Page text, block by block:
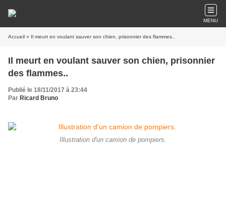
MENU
Accueil » Il meurt en voulant sauver son chien, prisonnier des flammes..
Il meurt en voulant sauver son chien, prisonnier
des flammes..
Publié le 18/11/2017 à 23:44
Par Ricard Bruno
Illustration d'un camion de pompiers.